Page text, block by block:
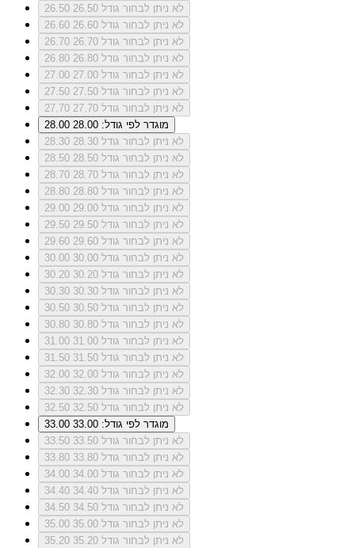
26.50
לא ניתן לבחור גודל 26.50
26.60
לא ניתן לבחור גודל 26.60
26.70
לא ניתן לבחור גודל 26.70
26.80
לא ניתן לבחור גודל 26.80
27.00
לא ניתן לבחור גודל 27.00
27.50
לא ניתן לבחור גודל 27.50
27.70
לא ניתן לבחור גודל 27.70
28.00
מוגדר לפי גודל: 28.00
28.30
לא ניתן לבחור גודל 28.30
28.50
לא ניתן לבחור גודל 28.50
28.70
לא ניתן לבחור גודל 28.70
28.80
לא ניתן לבחור גודל 28.80
29.00
לא ניתן לבחור גודל 29.00
29.50
לא ניתן לבחור גודל 29.50
29.60
לא ניתן לבחור גודל 29.60
30.00
לא ניתן לבחור גודל 30.00
30.20
לא ניתן לבחור גודל 30.20
30.30
לא ניתן לבחור גודל 30.30
30.50
לא ניתן לבחור גודל 30.50
30.80
לא ניתן לבחור גודל 30.80
31.00
לא ניתן לבחור גודל 31.00
31.50
לא ניתן לבחור גודל 31.50
32.00
לא ניתן לבחור גודל 32.00
32.30
לא ניתן לבחור גודל 32.30
32.50
לא ניתן לבחור גודל 32.50
33.00
מוגדר לפי גודל: 33.00
33.50
לא ניתן לבחור גודל 33.50
33.80
לא ניתן לבחור גודל 33.80
34.00
לא ניתן לבחור גודל 34.00
34.40
לא ניתן לבחור גודל 34.40
34.50
לא ניתן לבחור גודל 34.50
35.00
לא ניתן לבחור גודל 35.00
35.20
לא ניתן לבחור גודל 35.20